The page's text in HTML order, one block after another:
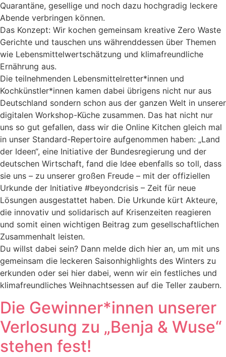
Quarantäne, gesellige und noch dazu hochgradig leckere
Abende verbringen können.
Das Konzept: Wir kochen gemeinsam kreative Zero Waste
Gerichte und tauschen uns währenddessen über Themen
wie Lebensmittelwertschätzung und klimafreundliche
Ernährung aus.
Die teilnehmenden Lebensmittelretter*innen und
Kochkünstler*innen kamen dabei übrigens nicht nur aus
Deutschland sondern schon aus der ganzen Welt in unserer
digitalen Workshop-Küche zusammen. Das hat nicht nur
uns so gut gefallen, dass wir die Online Kitchen gleich mal
in unser Standard-Repertoire aufgenommen haben: „Land
der Ideen“, eine Initiative der Bundesregierung und der
deutschen Wirtschaft, fand die Idee ebenfalls so toll, dass
sie uns – zu unserer großen Freude – mit der offiziellen
Urkunde der Initiative #beyondcrisis – Zeit für neue
Lösungen ausgestattet haben. Die Urkunde kürt Akteure,
die innovativ und solidarisch auf Krisenzeiten reagieren
und somit einen wichtigen Beitrag zum gesellschaftlichen
Zusammenhalt leisten.
Du willst dabei sein? Dann melde dich hier an, um mit uns
gemeinsam die leckeren Saisonhighlights des Winters zu
erkunden oder sei hier dabei, wenn wir ein festliches und
klimafreundliches Weihnachtsessen auf die Teller zaubern.
Die Gewinner*innen unserer
Verlosung zu „Benja & Wuse“
stehen fest!